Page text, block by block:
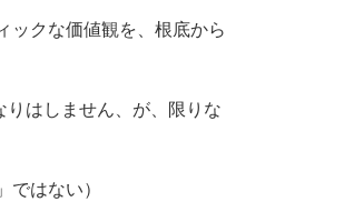
ックな価値観を、根底から
はしません、が、限りな
はない）